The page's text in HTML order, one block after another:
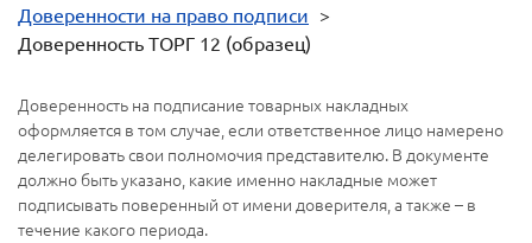
Доверенности на право подписи >
Доверенность ТОРГ 12 (образец)
Доверенность на подписание товарных накладных
оформляется в том случае, если ответственное лицо намерено
делегировать свои полномочия представителю. В документе
должно быть указано, какие именно накладные может
подписывать поверенный от имени доверителя, а также – в
течение какого периода.